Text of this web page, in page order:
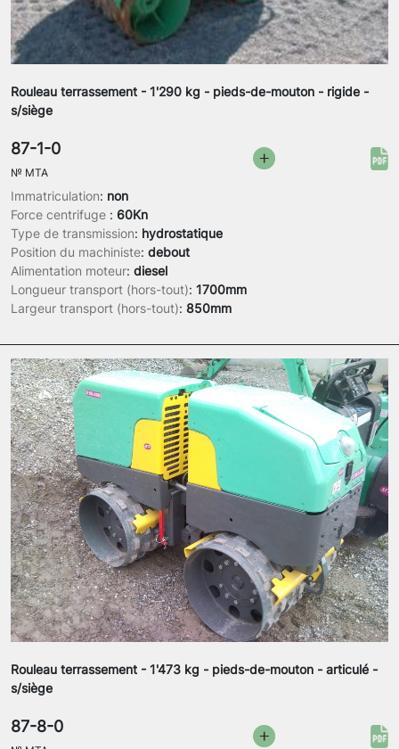
Rouleau terrassement - 1'290 kg - pieds-de-mouton - rigide -
s/siège
Immatriculation: non
Force centrifuge : 60Kn
Type de transmission: hydrostatique
Position du machiniste: debout
Alimentation moteur: diesel
Longueur transport (hors-tout): 1700mm
Largeur transport (hors-tout): 850mm
87-1-0
№ MTA
Rouleau terrassement - 1'473 kg - pieds-de-mouton - articulé -
s/siège
87-8-0